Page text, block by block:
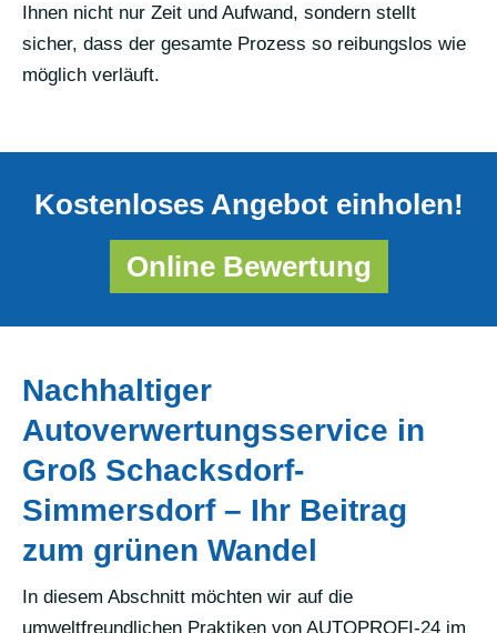
Ihnen nicht nur Zeit und Aufwand, sondern stellt
sicher, dass der gesamte Prozess so reibungslos wie
möglich verläuft.
Kostenloses Angebot einholen!
Online Bewertung
Nachhaltiger
Autoverwertungsservice in
Groß Schacksdorf-
Simmersdorf – Ihr Beitrag
zum grünen Wandel
In diesem Abschnitt möchten wir auf die
umweltfreundlichen Praktiken von AUTOPROFI-24 im